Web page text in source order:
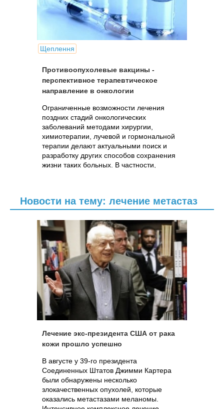
Щеплення
Противоопухолевые вакцины -
перспективное терапевтическое
направление в онкологии
Ограниченные возможности лечения
поздних стадий онкологических
заболеваний методами хирургии,
химиотерапии, лучевой и гормональной
терапии делают актуальными поиск и
разработку других способов сохранения
жизни таких больных. В частности,
Новости на тему: лечение метастаз
Лечение экс-президента США от рака
кожи прошло успешно
В августе у 39-го президента
Соединенных Штатов Джимми Картера
были обнаружены несколько
злокачественных опухолей, которые
оказались метастазами меланомы.